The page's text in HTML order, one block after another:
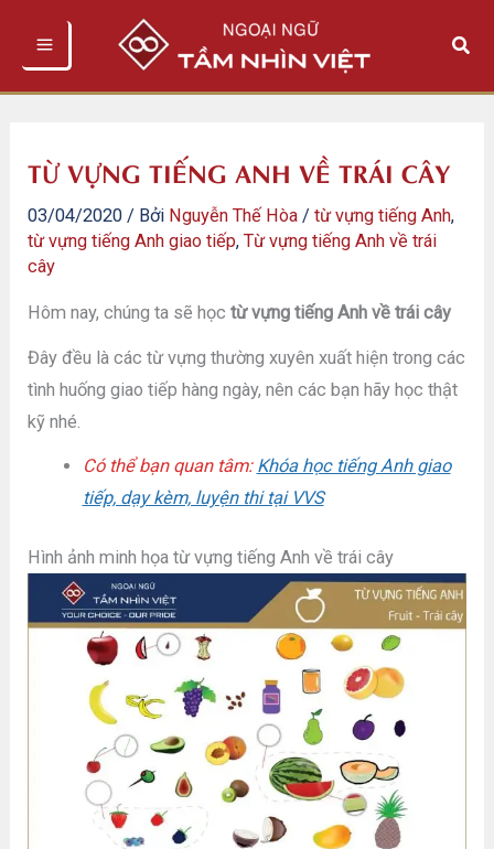
Tìm
TỪ VỰNG TIẾNG ANH VỀ TRÁI CÂY
03/04/2020 / Bởi Nguyễn Thế Hòa /từ vựng tiếng Anh,
từ vựng tiếng Anh giao tiếp,Từ vựng tiếng Anh về trái
cây
Hôm nay, chúng ta sẽ họctừ vựng tiếng Anh về trái cây
Đây đều là các từ vựng thường xuyên xuất hiện trong các
tình huống giao tiếp hàng ngày, nên các bạn hãy học thật
kỹ nhé.
Có thể bạn quan tâm: Khóa học tiếng Anh giao
tiếp, dạy kèm, luyện thi tại VVS
Hình ảnh minh họa từ vựng tiếng Anh về trái cây